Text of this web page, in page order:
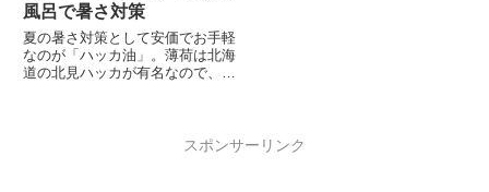
風呂で暑さ対策
夏の暑さ対策として安価でお手軽
なのが「ハッカ油」。薄荷は北海
道の北見ハッカが有名なので、空
スポンサーリンク